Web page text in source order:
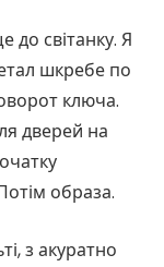
світанку. Я
шкребе по
ключа.
дверей на
образа.
з акуратно